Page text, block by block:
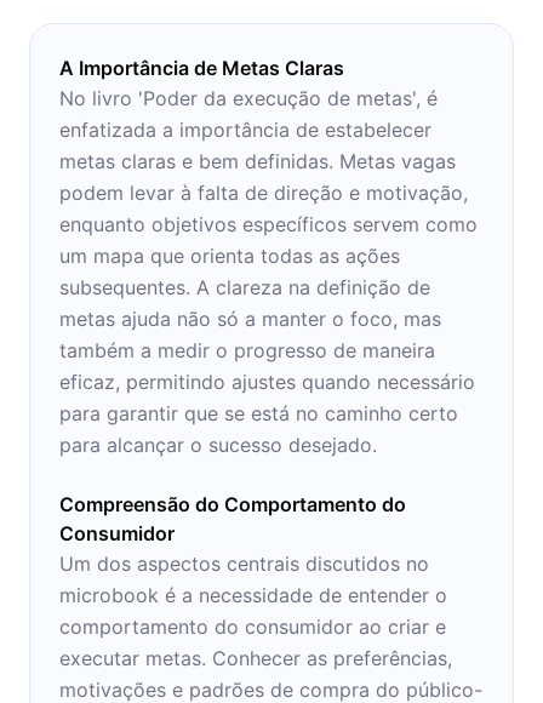
A Importância de Metas Claras
No livro 'Poder da execução de metas', é
enfatizada a importância de estabelecer
metas claras e bem definidas. Metas vagas
podem levar à falta de direção e motivação,
enquanto objetivos específicos servem como
um mapa que orienta todas as ações
subsequentes. A clareza na definição de
metas ajuda não só a manter o foco, mas
também a medir o progresso de maneira
eficaz, permitindo ajustes quando necessário
para garantir que se está no caminho certo
para alcançar o sucesso desejado.
Compreensão do Comportamento do
Consumidor
Um dos aspectos centrais discutidos no
microbook é a necessidade de entender o
comportamento do consumidor ao criar e
executar metas. Conhecer as preferências,
motivações e padrões de compra do público-